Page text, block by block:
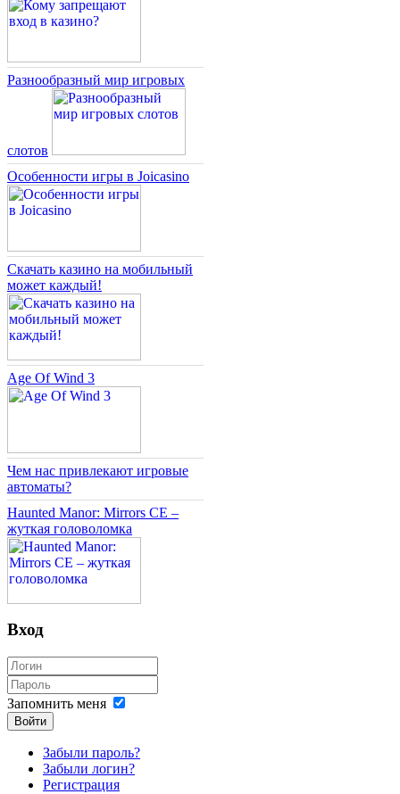
Разнообразный мир игровых
слотов
Особенности игры в Joicasino
Скачать казино на мобильный
может каждый!
Age Of Wind 3
Чем нас привлекают игровые
автоматы?
Haunted Manor: Mirrors CE –
жуткая головоломка
Вход
Запомнить меня
Войти
Забыли пароль?
Забыли логин?
Регистрация